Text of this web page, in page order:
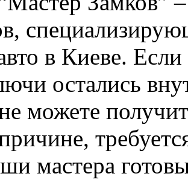
в Киеве.
остались
можете
мастера